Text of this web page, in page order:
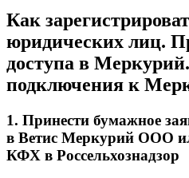
Как
юридических лиц.
доступа в
подключения к
1. Принести бумажное
в Ветис Меркурий ООО
КФХ в Россельхознадзор